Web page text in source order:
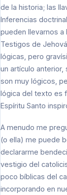
de la historia; las
Inferencias
pueden llevarnos a
Testigos de
lógicas, pero
un artículo
son muy lógicos,
lógica del texto es
Espíritu Santo
A menudo me
(o ella) me puede
declararme
vestigio del
poco bíblicas del
incorporando en